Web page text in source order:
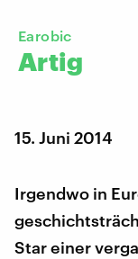
Earobic
Artig
15. Juni 2014
Irgendwo in
Star einer